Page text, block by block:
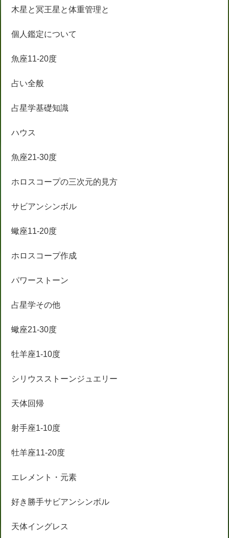
木星と冥王星と体重管理と
個人鑑定について
魚座11-20度
占い全般
占星学基礎知識
ハウス
魚座21-30度
ホロスコープの三次元的見方
サビアンシンボル
蠍座11-20度
ホロスコープ作成
パワーストーン
占星学その他
蠍座21-30度
牡羊座1-10度
シリウスストーンジュエリー
天体回帰
射手座1-10度
牡羊座11-20度
エレメント・元素
好き勝手サビアンシンボル
天体イングレス